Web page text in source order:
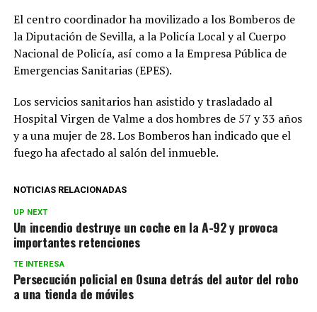
El centro coordinador ha movilizado a los Bomberos de
laDiputación de Sevilla, a la Policía Local y al Cuerpo
Nacional de Policía, así como a la Empresa Pública de
Emergencias Sanitarias (EPES).
Los servicios sanitarios han asistido y trasladado al
Hospital Virgen de Valme a dos hombres de 57 y 33 años
y a una mujer de 28. Los Bomberos han indicado que el
fuego ha afectado al salón del inmueble.
NOTICIAS RELACIONADAS
UP NEXT
Un incendio destruye un coche en la A-92 y provoca
importantes retenciones
TE INTERESA
Persecución policial en Osuna detrás del autor del robo
a una tienda de móviles